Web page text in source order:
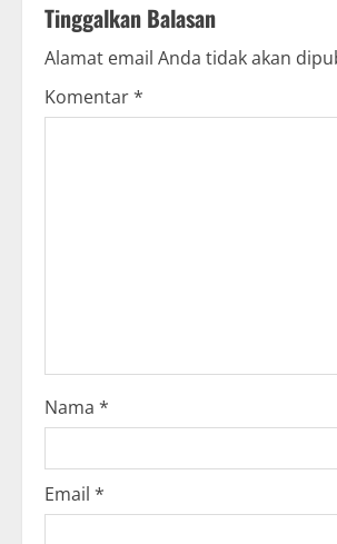
n
a
v
i
o
n
Tinggalkan Balasan
Alamat email Anda tidak akan
Komentar*
Nama *
Email *